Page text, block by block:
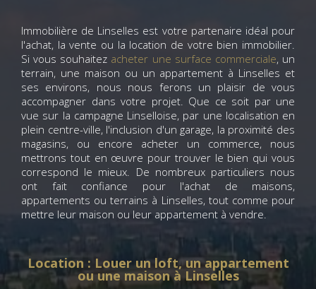
Immobilière de Linselles est votre partenaire idéal pour
l'achat, la vente ou la location de votre bien immobilier.
Si vous souhaitez acheter une surface commerciale, un
terrain, une maison ou un appartement à Linselles et
ses environs, nous nous ferons un plaisir de vous
accompagner dans votre projet. Que ce soit par une
vue sur la campagne Linselloise, par une localisation en
plein centre-ville, l'inclusion d'un garage, la proximité des
magasins, ou encore acheter un commerce, nous
mettrons tout en œuvre pour trouver le bien qui vous
correspond le mieux. De nombreux particuliers nous
ont fait confiance pour l'achat de maisons,
appartements ou terrains à Linselles, tout comme pour
mettre leur maison ou leur appartement à vendre.
Location : Louer un loft, un appartement
ou une maison à Linselles